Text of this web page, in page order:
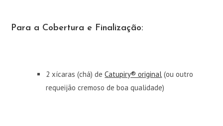
Para a Cobertura e Finalização:
2 xícaras (chá) deCatupiry® original (ou outro
requeijão cremoso de boa qualidade)